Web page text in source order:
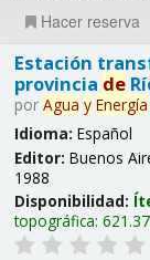
Hacer reserva
Estación
provincia de
por Agua y Energía
Idioma: Español
Editor: Buenos
1988
Disponibilidad:
topográfica: